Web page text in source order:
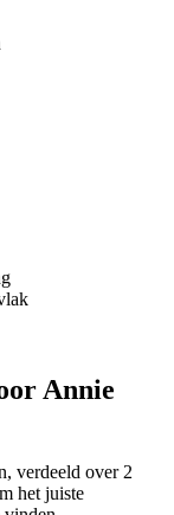
Annie
verdeeld over 2
het juiste